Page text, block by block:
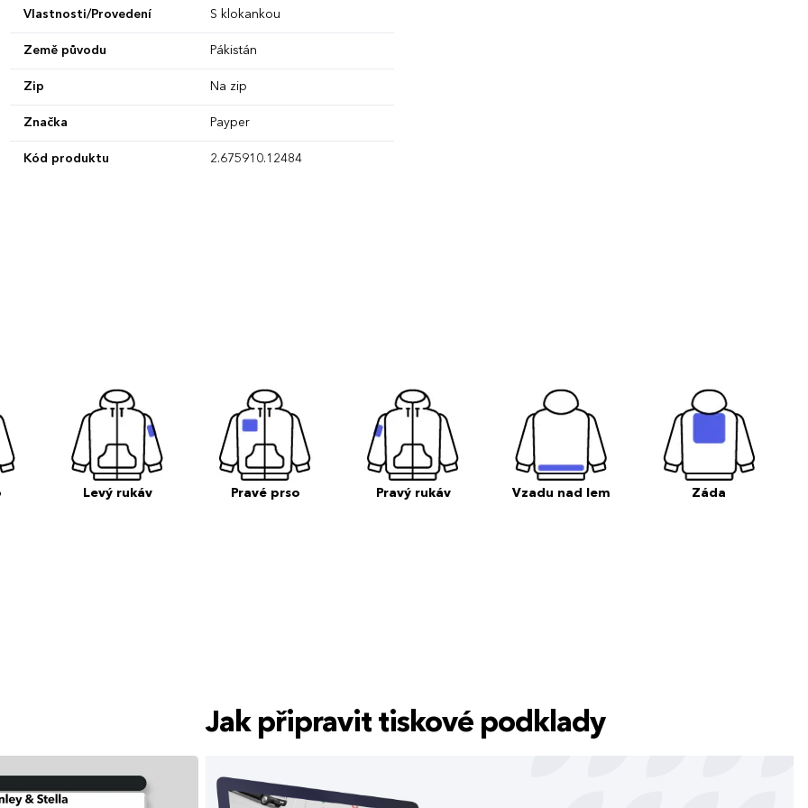
Vlastnosti/Provedení S klokankou
Země původu Pákistán
Zip Na zip
Značka Payper
Kód produktu 2.675910.12484
Levý rukáv Pravé prso Pravý rukáv Vzadu nad lem Záda
Jak připravit tiskové podklady